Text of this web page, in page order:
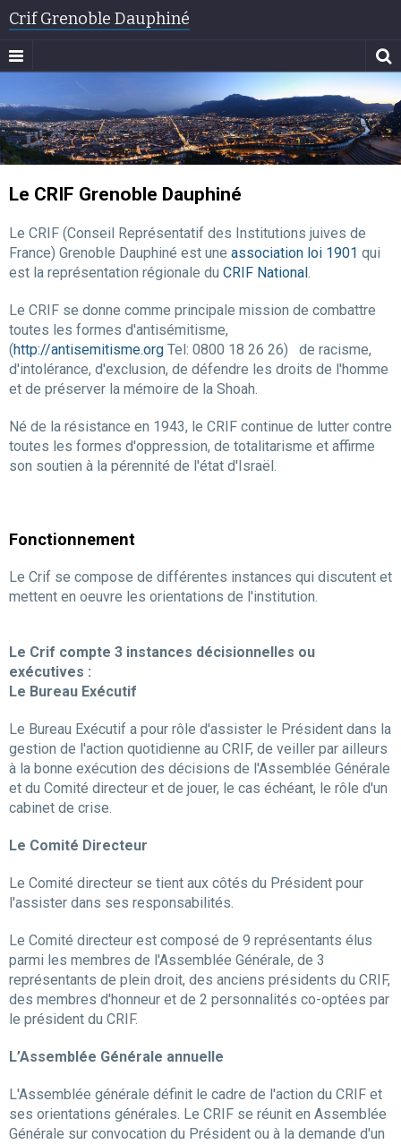
Crif Grenoble Dauphiné
Le CRIF Grenoble Dauphiné
Le CRIF (Conseil Représentatif des Institutions juives de
France) Grenoble Dauphiné est une association loi 1901 qui
est la représentation régionale du CRIF National .
Le CRIF se donne comme principale mission de combattre
toutes les formes d'antisémitisme,
(http://antisemitisme.org Tel: 0800 18 26 26)
de racisme,
d'intolérance, d'exclusion, de défendre les droits de l'homme
et de préserver la mémoire de la Shoah.
Né de la résistance en 1943, le CRIF continue de lutter contre
toutes les formes d'oppression, de totalitarisme et affirme
son soutien à la pérennité de l'état d'Israël.
Fonctionnement
Le Crif se compose de différentes instances qui discutent et
mettent en oeuvre les orientations de l'institution.
Le Crif compte 3 instances décisionnelles ou
exécutives :
Le Bureau Exécutif
Le Bureau Exécutif a pour rôle d'assister le Président dans la
gestion de l'action quotidienne au CRIF, de veiller par ailleurs
à la bonne exécution des décisions de l'Assemblée Générale
et du Comité directeur et de jouer, le cas échéant, le rôle d'un
cabinet de crise.
Le Comité Directeur
Le Comité directeur se tient aux côtés du Président pour
l'assister dans ses responsabilités.
Le Comité directeur est composé de 9 représentants élus
parmi les membres de l'Assemblée Générale, de 3
représentants de plein droit, des anciens présidents du CRIF,
des membres d'honneur et de 2 personnalités co-optées par
le président du CRIF.
L’Assemblée Générale annuelle
L'Assemblée générale définit le cadre de l'action du CRIF et
ses orientations générales. Le CRIF se réunit en Assemblée
Générale sur convocation du Président ou à la demande d'un